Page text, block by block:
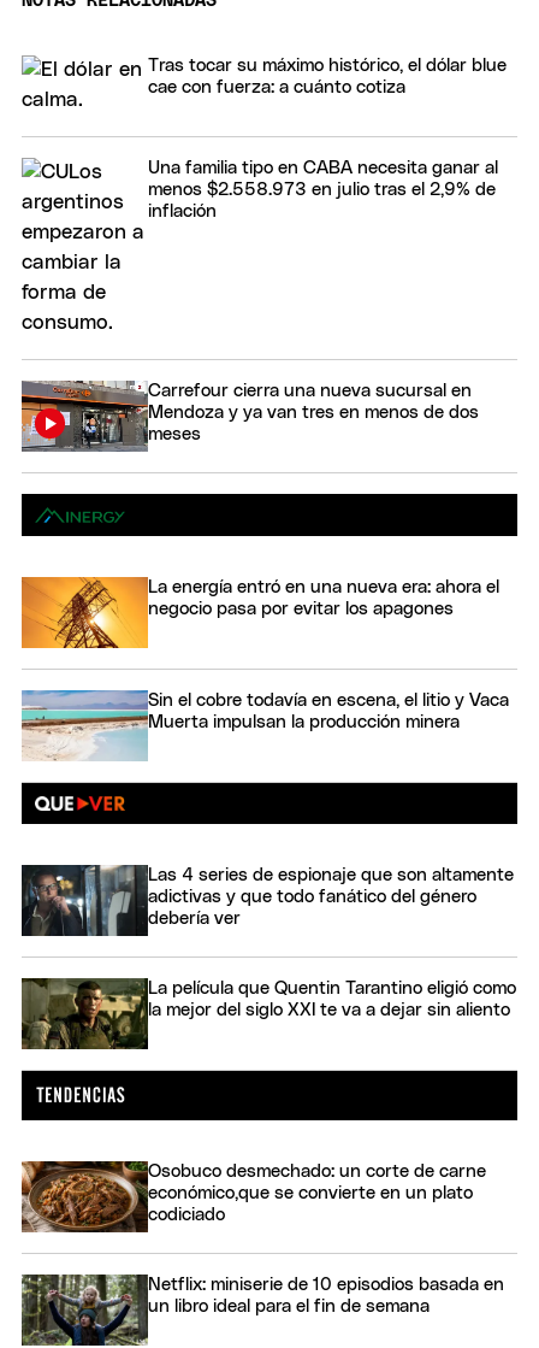
Tras tocar su máximo histórico, el dólar blue
cae con fuerza: a cuánto cotiza
Una familia tipo en CABA necesita ganar al
menos $2.558.973 en julio tras el 2,9% de
inflación
Carrefour cierra una nueva sucursal en
Mendoza y ya van tres en menos de dos
meses
La energía entró en una nueva era: ahora el
negocio pasa por evitar los apagones
Sin el cobre todavía en escena, el litio y Vaca
Muerta impulsan la producción minera
Las 4 series de espionaje que son altamente
adictivas y que todo fanático del género
debería ver
La película que Quentin Tarantino eligió como
la mejor del siglo XXI te va a dejar sin aliento
Osobuco desmechado: un corte de carne
económico,que se convierte en un plato
codiciado
Netflix: miniserie de 10 episodios basada en
un libro ideal para el fin de semana